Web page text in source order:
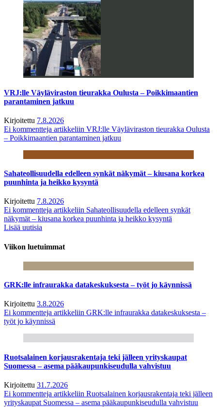
VRJ:lle Väyläviraston tieurakka Oulusta – Poikkimaantien
parantaminen jatkuu
Kirjoitettu 7.8.2026
Ei kommentteja artikkeliin VRJ:lle Väyläviraston tieurakka Oulusta
– Poikkimaantien parantaminen jatkuu
Sahateollisuudella edelleen synkät näkymät – kiusana korkea
puunhinta ja heikko kysyntä
Kirjoitettu 7.8.2026
Ei kommentteja artikkeliin Sahateollisuudella edelleen synkät
näkymät – kiusana korkea puunhinta ja heikko kysyntä
Lisää uutisia
Viikon luetuimmat
GRK:lle infraurakka datakeskuksesta – työt jo käynnissä
Kirjoitettu 3.8.2026
Ei kommentteja artikkeliin GRK:lle infraurakka datakeskuksesta –
työt jo käynnissä
Ruotsalainen korjausrakentaja teki jälleen yrityskaupat
Suomessa – asema pääkaupunkiseudulla vahvistuu
Kirjoitettu 31.7.2026
Ei kommentteja artikkeliin Ruotsalainen korjausrakentaja teki jälleen
yrityskaupat Suomessa – asema pääkaupunkiseudulla vahvistuu